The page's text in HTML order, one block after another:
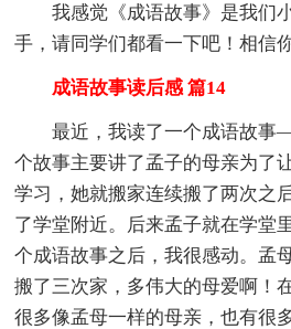
我感觉《成语故事》是我们
手，请同学们都看一下吧！相信
成语故事读后感 篇14
最近，我读了一个成语故
个故事主要讲了孟子的母亲为了
学习，她就搬家连续搬了两次之
了学堂附近。后来孟子就在学堂
个成语故事之后，我很感动。孟
搬了三次家，多伟大的母爱啊！
很多像孟母一样的母亲，也有很